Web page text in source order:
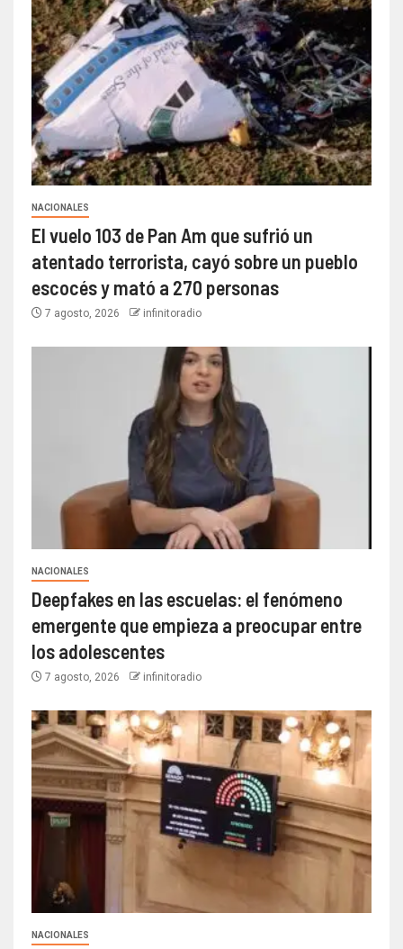
NACIONALES
El vuelo 103 de Pan Am que sufrió un
atentado terrorista, cayó sobre un pueblo
escocés y mató a 270 personas
7 agosto, 2026 infinitoradio
NACIONALES
Deepfakes en las escuelas: el fenómeno
emergente que empieza a preocupar entre
los adolescentes
7 agosto, 2026 infinitoradio
NACIONALES